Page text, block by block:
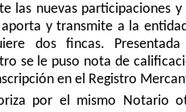
las nuevas participaciones y
y transmite a la
dos fincas.
se le puso nota de
en el Registro
por el mismo Notario